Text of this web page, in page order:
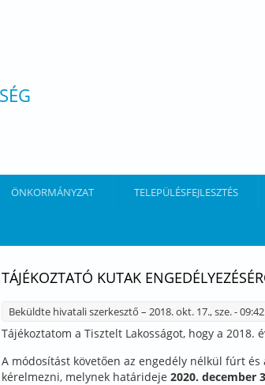
ÖNKORMÁNYZAT TELEPÜLÉSFEJLESZTÉS
TÁJÉKOZTATÓ KUTAK
Beküldte hivatali szerkesztő – 2018. okt. 17., sze. - 09:42
Tájékoztatom a Tisztelt Lakosságot, hogy a 2018.
A módosítást követően az engedély nélkül fúrt
kérelmezni, melynek határideje 2020. december